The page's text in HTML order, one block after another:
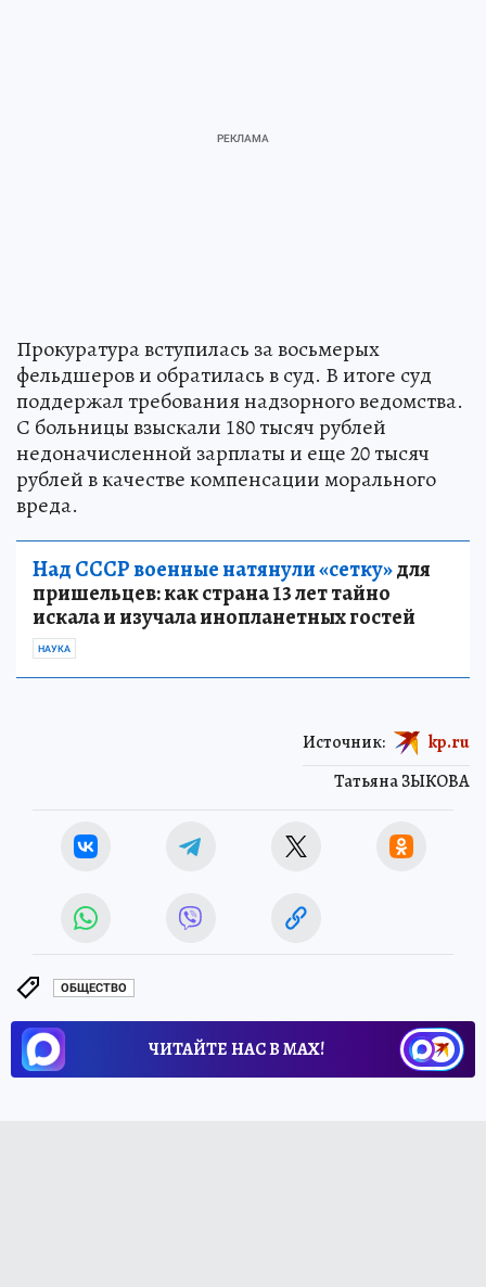
Прокуратура вступилась за восьмерых
фельдшеров и обратилась в суд. В итоге суд
поддержал требования надзорного ведомства.
С больницы взыскали 180 тысяч рублей
недоначисленной зарплаты и еще 20 тысяч
рублей в качестве компенсации морального
вреда.
Над СССР военные натянули «сетку»для
пришельцев: как страна 13 лет тайно
искала и изучала инопланетных гостей
НАУКА
Татьяна ЗЫКОВА
Источник: kp.ru
ОБЩЕСТВО
ЧИТАЙТЕ НАС В МАХ!